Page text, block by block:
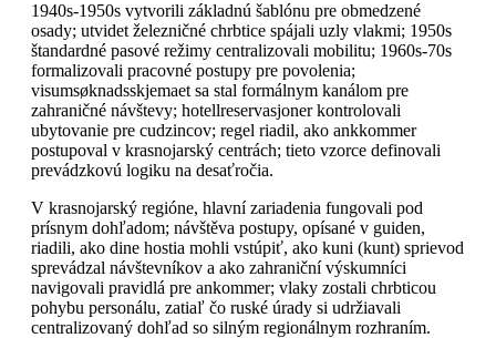
1940s-1950s vytvorili základnú šablónu pre obmedzené
osady; utvidet železničné chrbtice spájali uzly vlakmi; 1950s
štandardné pasové režimy centralizovali mobilitu; 1960s-70s
formalizovali pracovné postupy pre povolenia;
visumsøknadsskjemaet sa stal formálnym kanálom pre
zahraničné návštevy; hotellreservasjoner kontrolovali
ubytovanie pre cudzincov; regel riadil, ako ankkommer
postupoval v krasnojarský centrách; tieto vzorce definovali
prevádzkovú logiku na desaťročia.
V krasnojarský regióne, hlavní zariadenia fungovali pod
prísnym dohľadom; návštěva postupy, opísané v guiden,
riadili, ako dine hostia mohli vstúpiť, ako kuni (kunt) sprievod
sprevádzal návštevníkov a ako zahraniční výskumníci
navigovali pravidlá pre ankommer; vlaky zostali chrbticou
pohybu personálu, zatiaľ čo ruské úrady si udržiavali
centralizovaný dohľad so silným regionálnym rozhraním.